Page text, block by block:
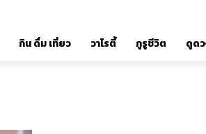
กิน ดื่ม เที่ยว วาไรตี้ กูรูชีวิต ดูด